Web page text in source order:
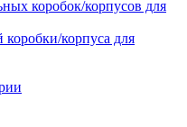
коробок/корпусов для
корпуса для